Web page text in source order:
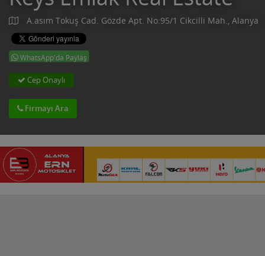
A.asım Tokuş Cad. Gözde Apt. No:95/1 Cikcilli Mah., Alanya
WhatsApp'da Paylaş
Cep Onaylı
Firmayı Ara